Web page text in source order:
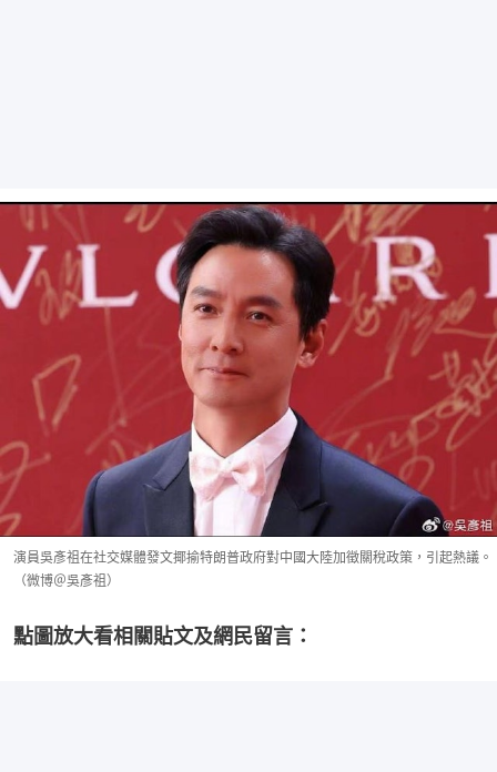
演員吳彥祖在社交媒體發文揶揄特朗普政府對中國大陸加徵關稅政策，引起熱議。
（微博＠吳彥祖）
點圖放大看相關貼文及網民留言：